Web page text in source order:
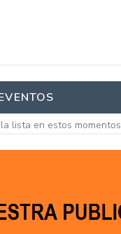
lista en estos momentos